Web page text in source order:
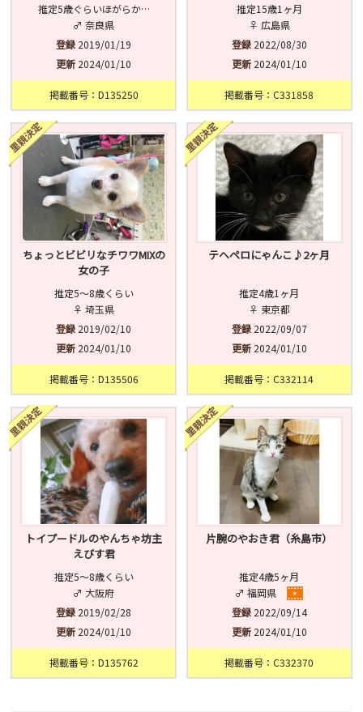
推定5歳ぐらいほがらか…
♂ 奈良県
登録 2019/01/19
更新 2024/01/10
掲載番号：D135250
推定15歳1ヶ月
♀ 広島県
登録2022/08/30
更新2024/01/10
掲載番号：C331858
ちょっとビビリなチワワMIXの
女の子
推定5〜8歳くらい
♀ 埼玉県
登録 2019/02/10
更新 2024/01/10
掲載番号：D135506
テヘペロにゃんこ♪2ヶ月
推定4歳1ヶ月
♀ 東京都
登録2022/09/07
更新2024/01/10
掲載番号：C332114
トイプードルのやんちゃ坊主
えびす君
推定5〜8歳くらい
♂ 大阪府
登録 2019/02/28
更新 2024/01/10
掲載番号：D135762
片腕のやおき君（糸島市）
推定4歳5ヶ月
♂ 福岡県
登録2022/09/14
更新2024/01/10
掲載番号：C332370